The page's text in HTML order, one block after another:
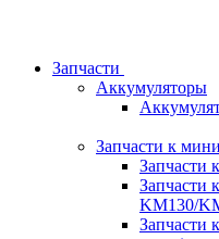
Запчасти
Аккумуляторы
Запчасти к
Запчасти
Запчасти
KM130/
Запчасти